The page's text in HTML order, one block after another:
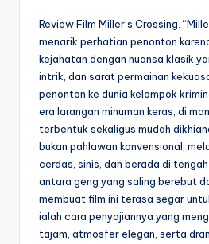
Review Film Miller’s Crossing.
menarik perhatian penonton
kejahatan dengan nuansa klasik
intrik, dan sarat permainan
penonton ke dunia kelompok
era larangan minuman keras, di
terbentuk sekaligus mudah
bukan pahlawan konvensional,
cerdas, sinis, dan berada di
antara geng yang saling berebut
membuat film ini terasa segar
ialah cara penyajiannya yang
tajam, atmosfer elegan, serta